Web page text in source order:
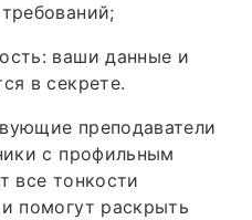
ваши данные и
в секрете.
преподаватели
с профильным
все тонкости
помогут раскрыть